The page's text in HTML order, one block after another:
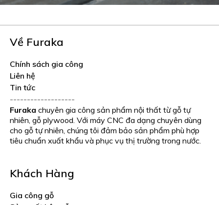
Về Furaka
Chính sách gia công
Liên hệ
Tin tức
-------------------
Furaka chuyên gia công sản phẩm nội thất từ gỗ tự
nhiên, gỗ plywood. Với máy CNC đa dạng chuyên dùng
cho gỗ tự nhiên, chúng tôi đảm bảo sản phẩm phù hợp
tiêu chuẩn xuất khẩu và phục vụ thị trường trong nước.
Khách Hàng
Gia công gỗ